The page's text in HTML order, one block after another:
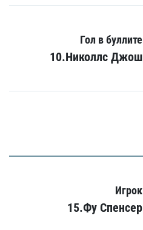
Гол в буллите
10.Николлс Джош
Игрок
15.Фу Спенсер